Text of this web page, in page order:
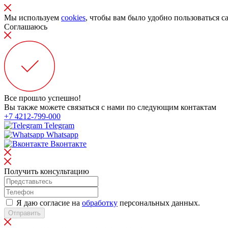
Мы используем cookies, чтобы вам было удобно пользоваться
Соглашаюсь
Все прошло успешно!
Вы также можете связаться с нами по следующим контактам
+7 4212-799-000
Telegram
Whatsapp
Вконтакте
Получить консультацию
Я даю согласие на обработку персональных данных.
Отправить